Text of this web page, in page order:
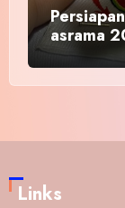
asrama
Links